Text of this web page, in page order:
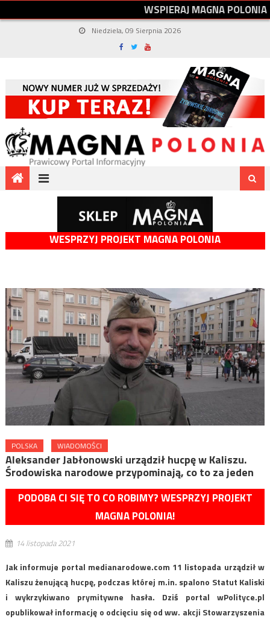
WSPIERAJMAGNAPOLONIA
Niedziela, 09 Sierpnia 2026
WESPRZYJ PROJEKT MAGNA POLONIA
POLSKA WIADOMOŚCI
Aleksander Jabłonowski urządził hucpę w Kaliszu.
Środowiska narodowe przypominają, co to za jeden
PODOBA CI SIĘ TO CO ROBIMY? WESPRZYJ PROJEKT
MAGNA POLONIA!
14 listopada 2021
Jak informuje portal medianarodowe.com 11 listopada urządził w
Kaliszu żenującą hucpę, podczas której m.in. spalono Statut Kaliski
i wykrzykiwano prymitywne hasła. Dziś portal wPolityce.pl
opublikował informację o odcięciu się od ww. akcji Stowarzyszenia